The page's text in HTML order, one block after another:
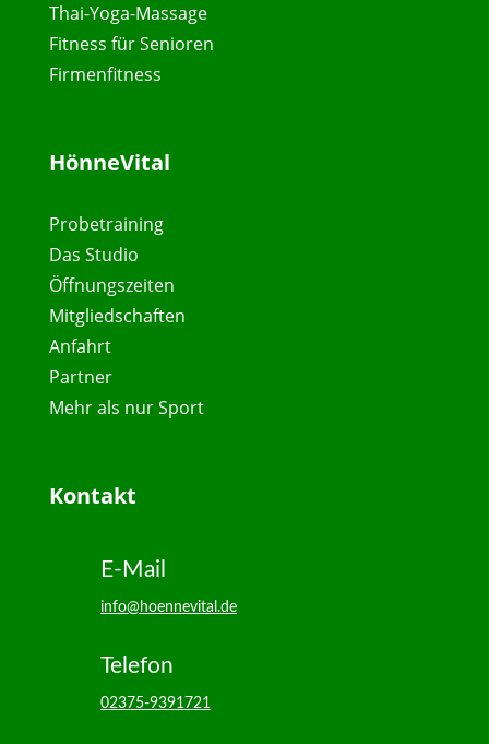
Thai-Yoga-Massage
Fitness für Senioren
Firmenfitness
HönneVital
Probetraining
Das Studio
Öffnungszeiten
Mitgliedschaften
Anfahrt
Partner
Mehr als nur Sport
Kontakt
E-Mail
info@hoennevital.de
Telefon
02375-9391721